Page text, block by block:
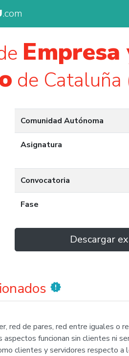
.com
de Cataluña
Comunidad Autónoma
Asignatura
Convocatoria
Fase
Descargar
new_releases
red de pares, red entre iguales o
funcionan sin clientes ni
clientes y servidores respecto a